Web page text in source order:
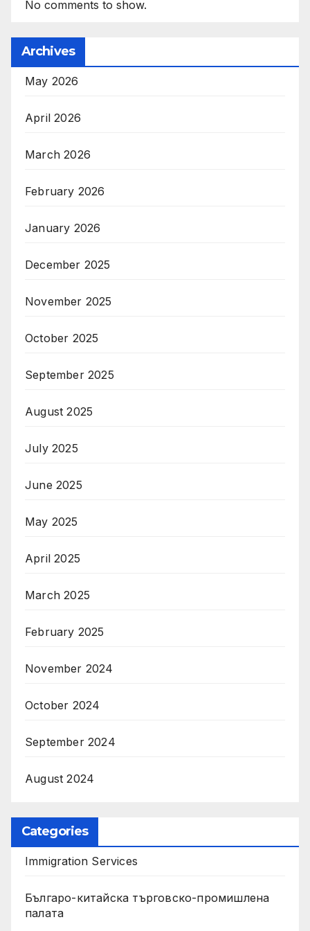
No comments to show.
Archives
May 2026
April 2026
March 2026
February 2026
January 2026
December 2025
November 2025
October 2025
September 2025
August 2025
July 2025
June 2025
May 2025
April 2025
March 2025
February 2025
November 2024
October 2024
September 2024
August 2024
Categories
Immigration Services
Българо-китайска търговско-промишлена
палата